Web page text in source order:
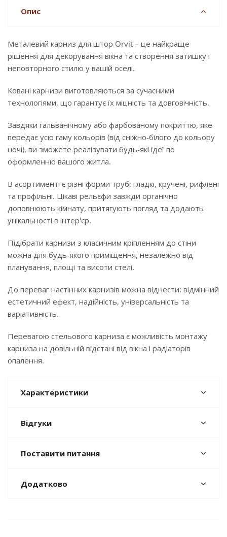
Опис
Металевий карниз для штор Orvit – це найкраще
рішення для декорування вікна та створення затишку і
неповторного стилю у вашій оселі.
Ковані карнизи виготовляються за сучасними
технологіями, що гарантує їх міцність та довговічність.
Завдяки гальванічному або фарбованому покриттю, яке
передає усю гаму кольорів (від сніжно-білого до кольору
ночі), ви зможете реалізувати будь-які ідеї по
оформленню вашого житла.
В асортименті є різні форми труб: гладкі, кручені, рифлені
та профільні. Цікаві рельєфи завжди органічно
доповнюють кімнату, притягують погляд та додають
унікальності в інтер'єр.
Підібрати карнизи з класичним кріпленням до стіни
можна для будь-якого приміщення, незалежно від
планування, площі та висоти стелі.
До переваг настінних карнизів можна віднести: відмінний
естетичний ефект, надійність, універсальність та
варіативність.
Перевагою стельового карниза є можливість монтажу
карниза на довільній відстані від вікна і радіаторів
опалення.
Характеристики
Відгуки
Поставити питання
Додатково